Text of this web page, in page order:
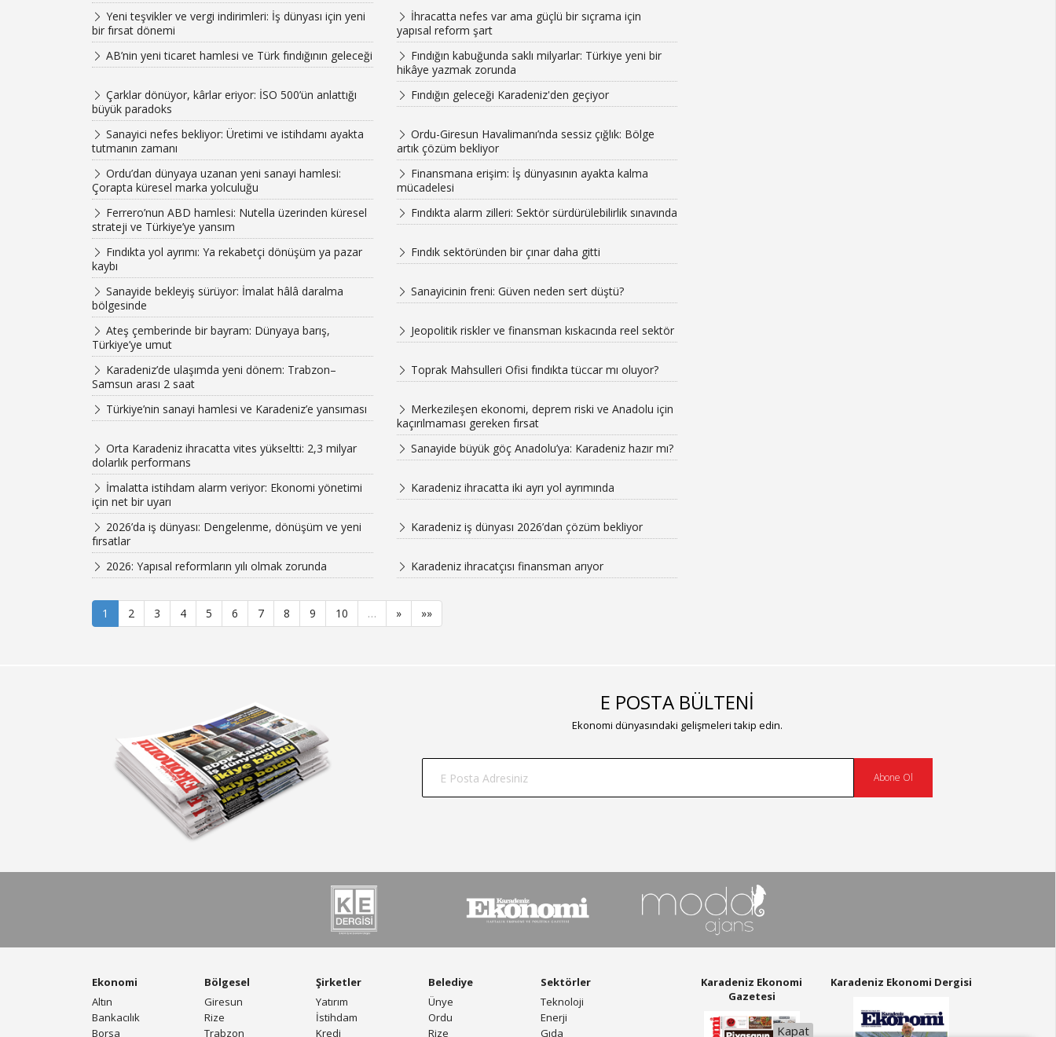
Yeni teşvikler ve vergi indirimleri: İş dünyası için yeni
bir fırsat dönemi
İhracatta nefes var ama güçlü bir sıçrama için
yapısal reform şart
AB’nin yeni ticaret hamlesi ve Türk fındığının geleceği
Fındığın kabuğunda saklı milyarlar: Türkiye yeni bir
hikâye yazmak zorunda
Çarklar dönüyor, kârlar eriyor: İSO 500’ün anlattığı
büyük paradoks
Fındığın geleceği Karadeniz'den geçiyor
Sanayici nefes bekliyor: Üretimi ve istihdamı ayakta
tutmanın zamanı
Ordu-Giresun Havalimanı’nda sessiz çığlık: Bölge
artık çözüm bekliyor
Ordu’dan dünyaya uzanan yeni sanayi hamlesi:
Çorapta küresel marka yolculuğu
Finansmana erişim: İş dünyasının ayakta kalma
mücadelesi
Ferrero’nun ABD hamlesi: Nutella üzerinden küresel
strateji ve Türkiye’ye yansım
Fındıkta alarm zilleri: Sektör sürdürülebilirlik sınavında
Fındıkta yol ayrımı: Ya rekabetçi dönüşüm ya pazar
kaybı
Fındık sektöründen bir çınar daha gitti
Sanayide bekleyiş sürüyor: İmalat hâlâ daralma
bölgesinde
Sanayicinin freni: Güven neden sert düştü?
Ateş çemberinde bir bayram: Dünyaya barış,
Türkiye’ye umut
Jeopolitik riskler ve finansman kıskacında reel sektör
Karadeniz’de ulaşımda yeni dönem: Trabzon–
Samsun arası 2 saat
Toprak Mahsulleri Ofisi fındıkta tüccar mı oluyor?
Türkiye’nin sanayi hamlesi ve Karadeniz’e yansıması
Merkezileşen ekonomi, deprem riski ve Anadolu için
kaçırılmaması gereken fırsat
Orta Karadeniz ihracatta vites yükseltti: 2,3 milyar
dolarlık performans
Sanayide büyük göç Anadolu’ya: Karadeniz hazır mı?
İmalatta istihdam alarm veriyor: Ekonomi yönetimi
için net bir uyarı
Karadeniz ihracatta iki ayrı yol ayrımında
2026’da iş dünyası: Dengelenme, dönüşüm ve yeni
fırsatlar
Karadeniz iş dünyası 2026’dan çözüm bekliyor
2026: Yapısal reformların yılı olmak zorunda Karadeniz ihracatçısı finansman arıyor
1 2 3 4 5 6 7 8 9 10 … » »»
E POSTA BÜLTENİ
Ekonomi dünyasındaki gelişmeleri takip edin.
Abone Ol
Ekonomi
Altın
Bankacılık
Borsa
Bölgesel
Giresun
Rize
Trabzon
Şirketler
Yatırım
İstihdam
Kredi
Belediye
Ünye
Ordu
Rize
Sektörler
Teknoloji
Enerji
Gıda
Karadeniz Ekonomi
Gazetesi
Karadeniz Ekonomi Dergisi
Kapat